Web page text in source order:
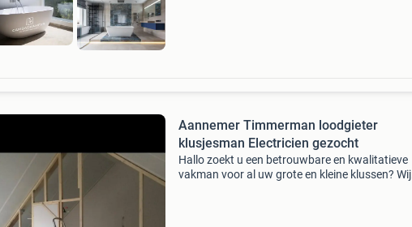
Aannemer Timmerman loodgieter
klusjesman Electricien gezocht
Hallo zoekt u een betrouwbare en kwalitatieve
vakman voor al uw grote en kleine klussen? Wij